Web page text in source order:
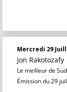
Mercredi 29
Jon Rakotozafy
Le meilleur de
Émission du 29